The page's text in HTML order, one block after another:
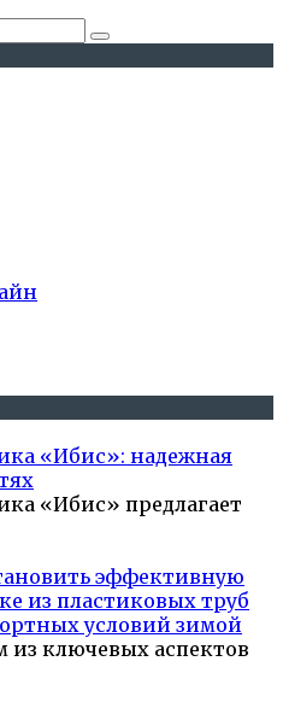
«Ибис»: надежная
«Ибис» предлагает
эффективную
из пластиковых труб
условий зимой
ключевых аспектов